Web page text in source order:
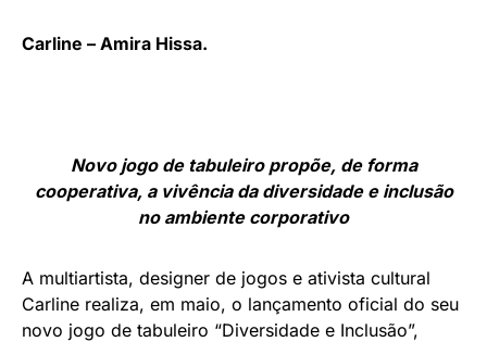
Carline – Amira Hissa.
Novo jogo de tabuleiro propõe, de forma
cooperativa, a vivência da diversidade e inclusão
no ambiente corporativo
A multiartista, designer de jogos e ativista cultural
Carline realiza, em maio, o lançamento oficial do seu
novo jogo de tabuleiro “Diversidade e Inclusão”,